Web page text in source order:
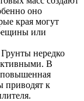
оно
края могут
или
нередко
В
повышенная
приводят к